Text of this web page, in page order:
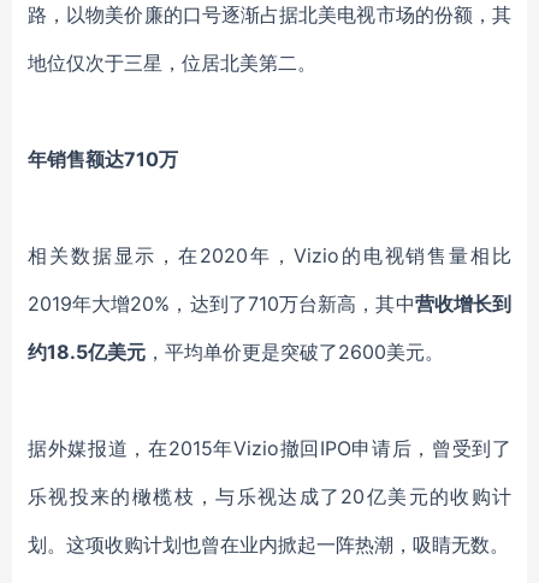
路，以物美价廉的口号逐渐占据北美电视市场的份额，其
地位仅次于三星，位居北美第二。
年销售额达710万
相关数据显示，在 2020年，Vizio的电视销售量相比
2019年大增20%，达到了710万台新高，其中营收增长到
约18.5亿美元 ，平均单价更是突破了2600美元。
据外媒报道，在2015年Vizio撤回IPO申请后，曾受到了
乐视投来的橄榄枝，与乐视达成了20亿美元的收购计
划。这项收购计划也曾在业内掀起一阵热潮，吸睛无数。